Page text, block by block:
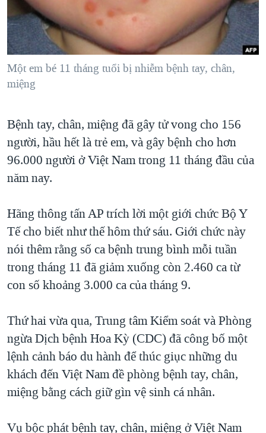
"Tìm"NGƯỜI VIỆT HẢI NGOẠI
ĐỜI SỐNG
KINH TẾ
VĂN HOÁ
THỂ THAO
GIÁO DỤC
TẠI
HÀNH TRÌNH BẦU CỬ 2024
MỘT NĂM CHIẾN TRANH TẠI DẢI GAZA
GIẢI MÃ VÀNH ĐAI & CON ĐƯỜNG
NGÀY TỊ NẠN THẾ GIỚI
GROUND ZERO – XƯA VÀ NAY
CÁC GIÁ TRỊ CỘNG HÒA Ở VIỆT NAM
TRỊNH VĨNH BÌNH VS. CHÍNH PHỦ VIỆT NAM
NGƯ DÂN VIỆT VÀ LÀN SÓNG TRỘM HẢI SÂM
BÊN KIA QUỐC LỘ: TIẾNG VỌNG TỪ NÔNG THÔN MỸ
QUAN HỆ VIỆT MỸ
VIDEO
NGHE
MẠNG XÃ HỘI
Ngôn ngữ khác
Một em bé 11 tháng tuổi bị nhiễm bệnh tay, chân,
miệng
Bệnh tay, chân, miệng đã gây tử vong cho 156
người, hầu hết là trẻ em, và gây bệnh cho hơn
96.000 người ở Việt Nam trong 11 tháng đầu của
năm nay.
Hãng thông tấn AP trích lời một giới chức Bộ Y
Tế cho biết như thế hôm thứ sáu. Giới chức này
nói thêm rằng số ca bệnh trung bình mỗi tuần
trong tháng 11 đã giảm xuống còn 2.460 ca từ
con số khoảng 3.000 ca của tháng 9.
Thứ hai vừa qua, Trung tâm Kiểm soát và Phòng
ngừa Dịch bệnh Hoa Kỳ (CDC) đã công bố một
lệnh cảnh báo du hành để thúc giục những du
khách đến Việt Nam đề phòng bệnh tay, chân,
miệng bằng cách giữ gìn vệ sinh cá nhân.
Vụ bộc phát bệnh tay, chân, miệng ở Việt Nam